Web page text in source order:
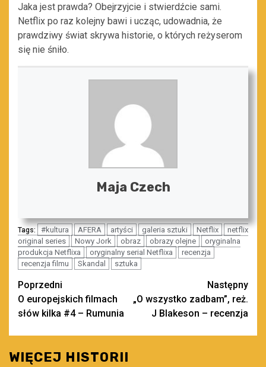
Jaka jest prawda? Obejrzyjcie i stwierdźcie sami.
Netflix po raz kolejny bawi i ucząc, udowadnia, że
prawdziwy świat skrywa historie, o których reżyserom
się nie śniło.
Maja Czech
Tags: #kultura AFERA artyści galeria sztuki Netflix
netflix
original series
Nowy Jork obraz obrazy olejne
oryginalna
produkcja Netflixa
oryginalny serial Netflixa
recenzja
recenzja filmu
Skandal sztuka
Zobacz
wpisy
Poprzedni
O europejskich filmach
słów kilka #4 – Rumunia
Następny
„O wszystko zadbam”, reż.
J Blakeson – recenzja
WIĘCEJ HISTORII